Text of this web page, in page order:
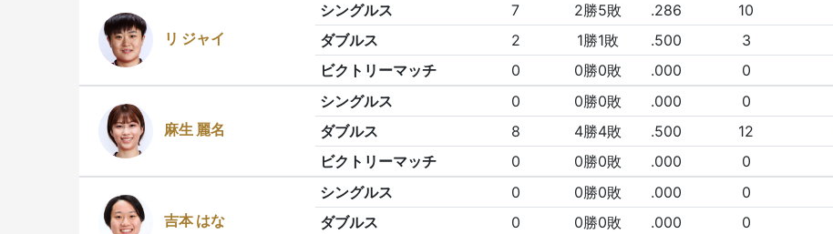
リ ジャイ
シングルス 7 2勝5敗 .286 10
ダブルス
2 1勝1敗 .500 3
ビクトリーマッチ
0 0勝0敗 .000 0
麻生 麗名
シングルス 0 0勝0敗 .000 0
ダブルス
8 4勝4敗 .500 12
ビクトリーマッチ
0 0勝0敗 .000 0
吉本 はな
シングルス 0 0勝0敗 .000 0
ダブルス
0 0勝0敗 .000 0